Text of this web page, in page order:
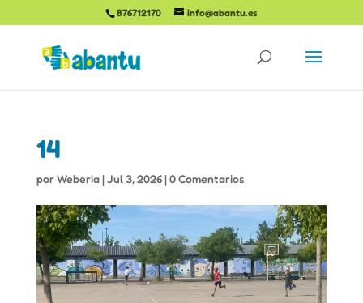
876712170 info@abantu.es
14
porWeberia|Jul 3, 2026|0 Comentarios